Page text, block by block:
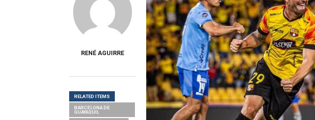
RENÉ AGUIRRE
RELATED ITEMS
BARCELONA DE
GUAYAQUIL